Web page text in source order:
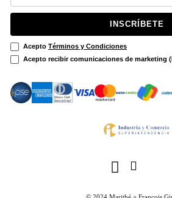
INSCRÍBETE
Acepto Términos y Condiciones
Acepto recibir comunicaciones de marketing